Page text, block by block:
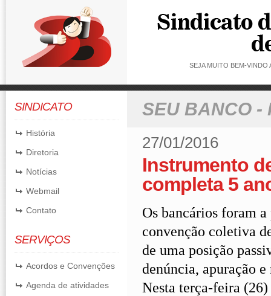
SEJA MUITO BEM-
SINDICATO
História
Diretoria
Notícias
Webmail
Contato
SERVIÇOS
Acordos e Convenções
Agenda de atividades
SEU BANCO -
27/01/2016
Instrumento
completa 5
Os bancários foram
convenção coletiva
de uma posição
denúncia, apuração
Nesta terça-feira